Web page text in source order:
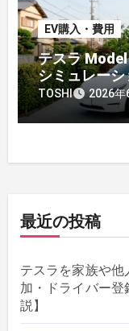
EV購入・費用
テスラ
シミュレー
ーナー】
TOSHI 2026年
最近の投稿
テスラを家族や
加・ドライバー
説】